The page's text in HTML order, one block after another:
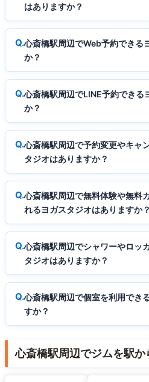
はありますか？
心斎橋駅周辺でWeb予約できる
か？
心斎橋駅周辺でLINE予約できる
か？
心斎橋駅周辺で予約変更やキャ
タジオはありますか？
心斎橋駅周辺で無料体験や無料
れるヨガスタジオはありますか？
心斎橋駅周辺でシャワーやロッ
タジオはありますか？
心斎橋駅周辺で個室を利用でき
すか？
心斎橋駅周辺でジムを駅か